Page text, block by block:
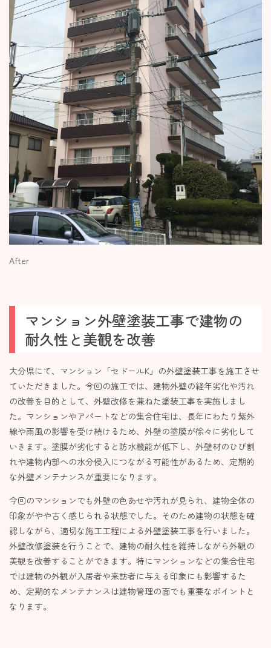
After
マンション外壁塗装工事で建物の
耐久性と美観を改善
大分県にて、マンション「セドールK」の外壁塗装工事を施工させ
ていただきました。今回の施工では、建物外壁の経年劣化や汚れ
の改善を目的として、外壁改修を兼ねた塗装工事を実施しまし
た。マンションやアパートなどの集合住宅は、長年にわたり紫外
線や雨風の影響を受け続けるため、外壁の塗膜が徐々に劣化して
いきます。塗膜が劣化すると防水機能が低下し、外壁材のひび割
れや建物内部への水分侵入につながる可能性があるため、定期的
な外壁メンテナンスが重要になります。
今回のマンションでも外壁の色あせや汚れが見られ、建物全体の
印象がやや古く感じられる状態でした。そのため建物の状態を確
認しながら、適切な施工工程による外壁塗装工事を行いました。
外壁改修塗装を行うことで、建物の耐久性を維持しながら外観の
美観を改善することができます。特にマンションなどの集合住宅
では建物の外観が入居者や来訪者に与える印象にも影響するた
め、定期的なメンテナンスは建物管理の面でも重要なポイントと
なります。